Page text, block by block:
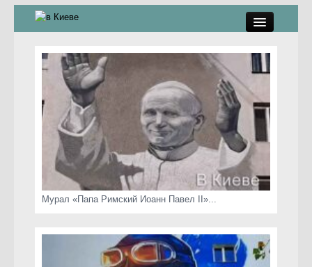
стрит-арт
коты Киева
скамейки
часы Киева
Мурал «Папа Римский Иоанн Павел II»...